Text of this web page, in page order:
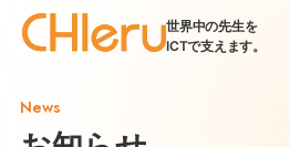
世界中の先生を
ICTで支えます。
News